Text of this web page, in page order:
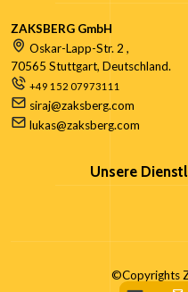
ZAKSBERG GmbH
Oskar-Lapp-Str. 2 ,
70565 Stuttgart, Deutschland.
+49 152 07973111
siraj@zaksberg.com
lukas@zaksberg.com
Unsere
©Copyrights